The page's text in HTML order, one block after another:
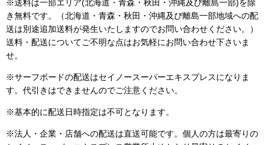
※送料は一部エリア(北海道・青森・秋田・沖縄及び離島一部)を除
き無料です。（北海道・青森・秋田・沖縄及び離島一部地域への配
送は別途追加送料が発生いたしますのでお問い合わせください。）
送料・配送についてご不明な点はお気軽にお問い合わせ下さいま
せ。
※サーフボードの配送はセイノースーパーエキスプレスになりま
す。代引きはできませんのでご注意ください。
※基本的に配送日時指定は不可となります。
※法人・企業・店舗への配送は直送可能です。個人の方は最寄りの